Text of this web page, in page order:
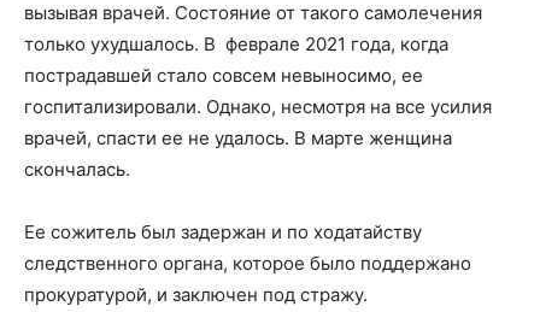
вызывая врачей. Состояние от такого самолечения
только ухудшалось. В феврале 2021 года, когда
пострадавшей стало совсем невыносимо, ее
госпитализировали. Однако, несмотря на все усилия
врачей, спасти ее не удалось. В марте женщина
скончалась.
Ее сожитель был задержан и по ходатайству
следственного органа, которое было поддержано
прокуратурой, и заключен под стражу.